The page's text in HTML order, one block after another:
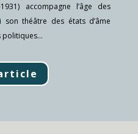
accompagne l’âge des
théâtre des états d’âme
politiques…